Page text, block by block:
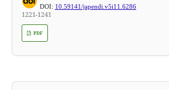
DOI: 10.59141/japendi.v5i11.6286
1221-1241
PDF